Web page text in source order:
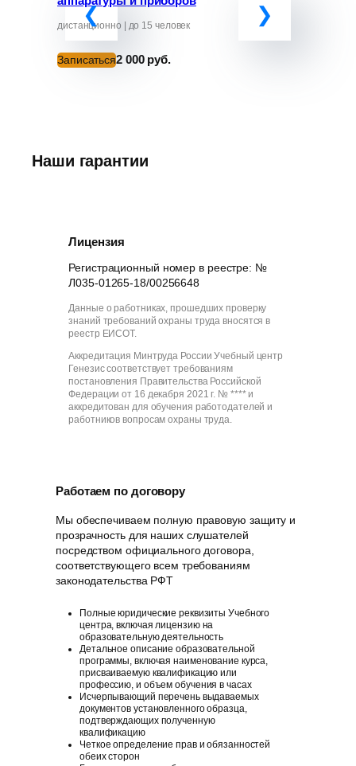
дистанционно | до 15 человек
Записаться2 000 руб.
Наши гарантии
Лицензия
Регистрационный номер в реестре: №
Л035-01265-18/00256648
Данные о работниках, прошедших проверку
знаний требований охраны труда вносятся в
реестр ЕИСОТ.
Аккредитация Минтруда России Учебный центр
Генезис соответствует требованиям
постановления Правительства Российской
Федерации от 16 декабря 2021 г. № **** и
аккредитован для обучения работодателей и
работников вопросам охраны труда.
Работаем по договору
Мы обеспечиваем полную правовую защиту и
прозрачность для наших слушателей
посредством официального договора,
соответствующего всем требованиям
законодательства РФT
Полные юридические реквизиты Учебного
центра, включая лицензию на
образовательную деятельность
Детальное описание образовательной
программы, включая наименование курса,
присваиваемую квалификацию или
профессию, и объем обучения в часах
Исчерпывающий перечень выдаваемых
документов установленного образца,
подтверждающих полученную
квалификацию
Четкое определение прав и обязанностей
обеих сторон